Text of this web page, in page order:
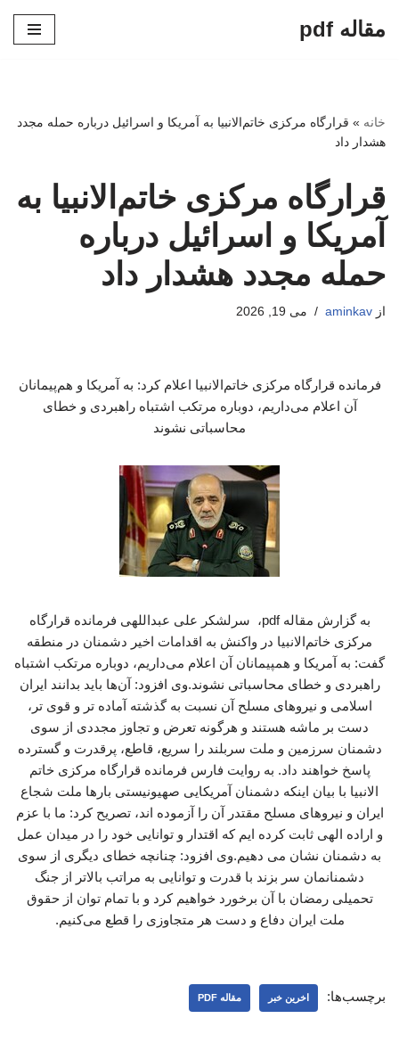
مقاله pdf
خانه » قرارگاه مرکزی خاتم‌الانبیا به آمریکا و اسرائیل درباره حمله مجدد
هشدار داد
قرارگاه مرکزی خاتم‌الانبیا به
آمریکا و اسرائیل درباره
حمله مجدد هشدار داد
از aminkav می 19, 2026
فرمانده قرارگاه مرکزی خاتم‌الانبیا اعلام کرد: به آمریکا و هم‌پیمانان
آن اعلام می‌داریم، دوباره مرتکب اشتباه راهبردی و خطای
محاسباتی نشوند
به گزارش مقاله pdf، سرلشکر علی عبداللهی فرمانده قرارگاه
مرکزی خاتم‌الانبیا در واکنش به اقدامات اخیر دشمنان در منطقه
گفت: به آمریکا و همپیمانان آن اعلام می‌داریم، دوباره مرتکب اشتباه
راهبردی و خطای محاسباتی نشوند.وی افزود: آن‌ها باید بدانند ایران
اسلامی و نیروهای مسلح آن نسبت به گذشته آماده تر و قوی تر،
دست بر ماشه هستند و هرگونه تعرض و تجاوز مجددی از سوی
دشمنان سرزمین و ملت سربلند را سریع، قاطع، پرقدرت و گسترده
پاسخ خواهند داد. به روایت فارس فرمانده قرارگاه مرکزی خاتم
الانبیا با بیان اینکه دشمنان آمریکایی صهیونیستی بارها ملت شجاع
ایران و نیروهای مسلح مقتدر آن را آزموده اند، تصریح کرد: ما با عزم
و اراده الهی ثابت کرده ایم که اقتدار و توانایی خود را در میدان عمل
به دشمنان نشان می دهیم.وی افزود: چنانچه خطای دیگری از سوی
دشمنانمان سر بزند با قدرت و توانایی به مراتب بالاتر از جنگ
تحمیلی رمضان با آن برخورد خواهیم کرد و با تمام توان از حقوق
ملت ایران دفاع و دست هر متجاوزی را قطع می‌کنیم.
برچسب‌ها: اخرین خبر مقاله PDF